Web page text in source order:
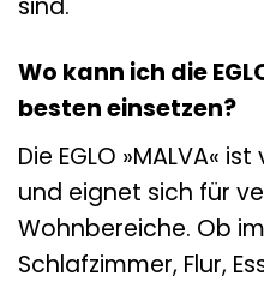
sind.
Wo kann ich die
besten einsetzen?
Die EGLO »MALVA«
und eignet sich für
Wohnbereiche. Ob
Schlafzimmer, Flur,